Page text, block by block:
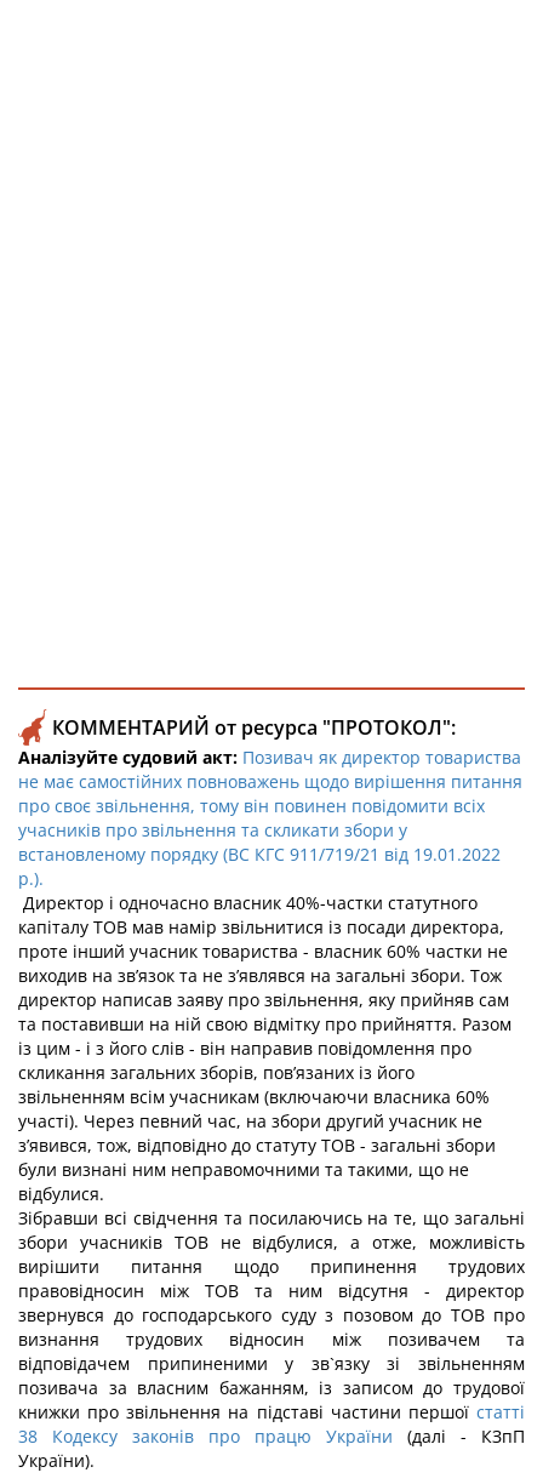
КОММЕНТАРИЙ от ресурса "ПРОТОКОЛ":
Аналізуйте судовий акт: Позивач як директор товариства
не має самостійних повноважень щодо вирішення питання
про своє звільнення, тому він повинен повідомити всіх
учасників про звільнення та скликати збори у
встановленому порядку (ВС КГС 911/719/21 від 19.01.2022
р.).
Директор і одночасно власник 40%-частки статутного
капіталу ТОВ мав намір звільнитися із посади директора,
проте інший учасник товариства - власник 60% частки не
виходив на зв’язок та не з’являвся на загальні збори. Тож
директор написав заяву про звільнення, яку прийняв сам
та поставивши на ній свою відмітку про прийняття. Разом
із цим - і з його слів - він направив повідомлення про
скликання загальних зборів, пов’язаних із його
звільненням всім учасникам (включаючи власника 60%
участі). Через певний час, на збори другий учасник не
з’явився, тож, відповідно до статуту ТОВ - загальні збори
були визнані ним неправомочними та такими, що не
відбулися.
Зібравши всі свідчення та посилаючись на те, що загальні
збори учасників ТОВ не відбулися, а отже, можливість
вирішити питання щодо припинення трудових
правовідносин між ТОВ та ним відсутня - директор
звернувся до господарського суду з позовом до ТОВ про
визнання трудових відносин між позивачем та
відповідачем припиненими у зв`язку зі звільненням
позивача за власним бажанням, із записом до трудової
книжки про звільнення на підставі частини першої статті
38 Кодексу законів про працю України (далі - КЗпП
України).